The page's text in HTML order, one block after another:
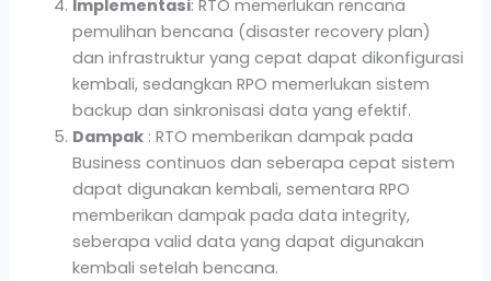
Implementasi: RTO memerlukan rencana
pemulihan bencana (disaster recovery plan)
dan infrastruktur yang cepat dapat dikonfigurasi
kembali, sedangkan RPO memerlukan sistem
backup dan sinkronisasi data yang efektif.
Dampak : RTO memberikan dampak pada
Business continuos dan seberapa cepat sistem
dapat digunakan kembali, sementara RPO
memberikan dampak pada data integrity,
seberapa valid data yang dapat digunakan
kembali setelah bencana.